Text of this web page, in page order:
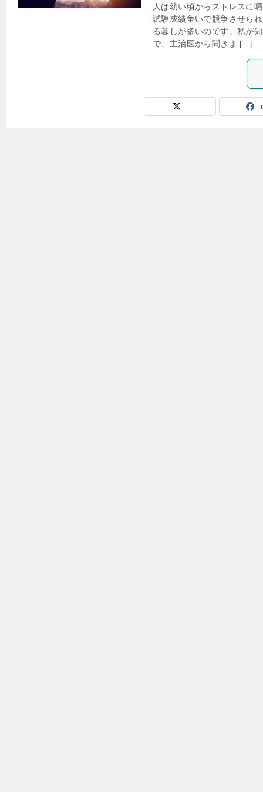
人は幼い頃からストレスに
試験成績争いで競争させら
る暮しが多いのです。私が
で、主治医から聞きま […]